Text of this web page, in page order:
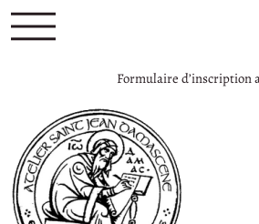
Formulaire d’inscription